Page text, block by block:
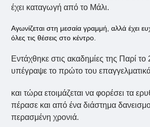
έχει καταγωγή από το Μάλι.
Αγωνίζεται στη μεσαία γραμμή, αλλά έχει
όλες τις θέσεις στο κέντρο.
Εντάχθηκε στις ακαδημίες της Παρί
υπέγραψε το πρώτο του
και τώρα ετοιμάζεται να φορέσει τα
πέρασε και από ένα διάστημα
περασμένη χρονιά.